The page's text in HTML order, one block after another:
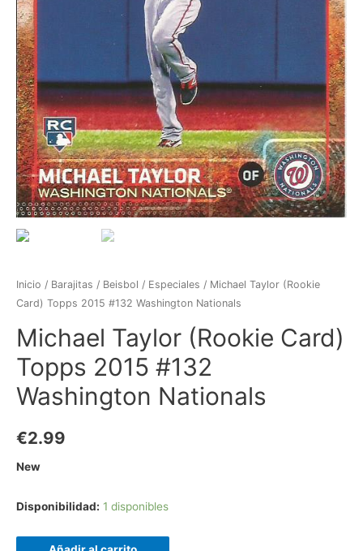
Inicio / Barajitas / Beisbol / Especiales / Michael Taylor (Rookie
Card) Topps 2015 #132 Washington Nationals
Michael Taylor (Rookie Card)
Topps 2015 #132
Washington Nationals
€2.99
New
Disponibilidad: 1 disponibles